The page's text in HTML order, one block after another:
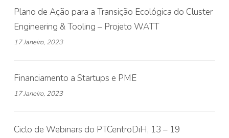
Plano de Ação para a Transição Ecológica do Cluster
Engineering & Tooling – Projeto WATT
17 Janeiro, 2023
Financiamento a Startups e PME
17 Janeiro, 2023
Ciclo de Webinars do PTCentroDiH, 13 – 19